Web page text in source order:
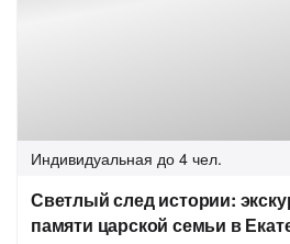
Индивидуальная до 4 чел.
Светлый след истории:
памяти царской семьи в